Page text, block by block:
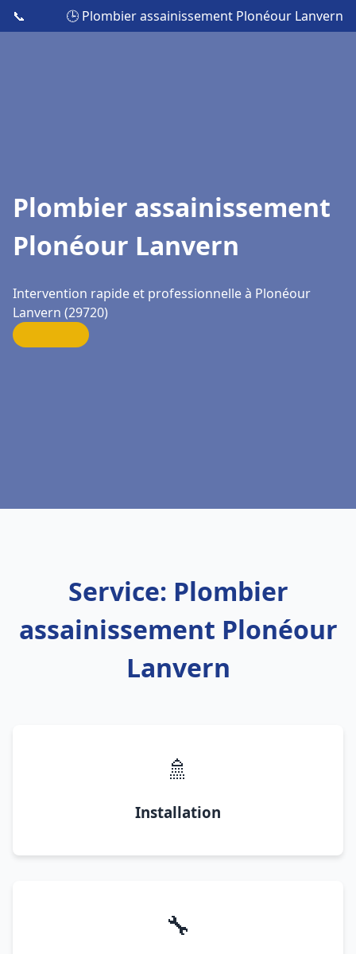
📞 🕒 Plombier assainissement Plonéour Lanvern
Plombier assainissement
Plonéour Lanvern
Intervention rapide et professionnelle à Plonéour
Lanvern (29720)
Service: Plombier
assainissement Plonéour
Lanvern
🚿
Installation
🔧